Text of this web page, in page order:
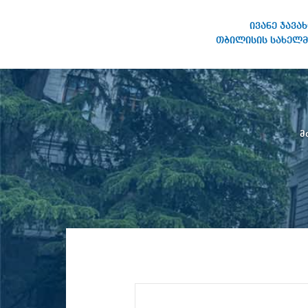
ივანე
თბილისის
სახელობის თბილისის
სახელმწიფო უნივერსიტეტი